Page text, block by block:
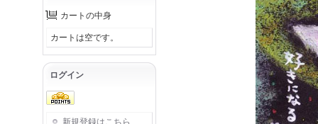
カートの中身
カートは空です。
ログイン
新規登録はこちら